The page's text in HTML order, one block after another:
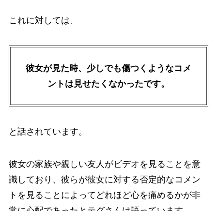
これに対しては、
彼女が見た時、少しでも傷つくようなコメ
ントは見せたくなかったです。
と話されています。
彼女の家族や親しい友人がビデオを見ることを意
識しており、彼らが彼女に対する否定的なコメン
トを見ることによってどれほど心を痛めるかが非